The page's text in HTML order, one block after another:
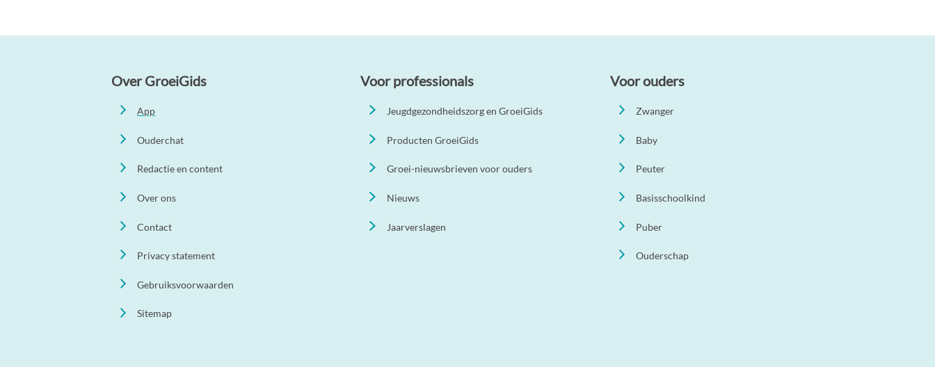
Over GroeiGids
App
Ouderchat
Redactie en content
Over ons
Contact
Privacy statement
Gebruiksvoorwaarden
Sitemap
Voor professionals
Jeugdgezondheidszorg en GroeiGids
Producten GroeiGids
Groei-nieuwsbrieven voor ouders
Nieuws
Jaarverslagen
Voor ouders
Zwanger
Baby
Peuter
Basisschoolkind
Puber
Ouderschap